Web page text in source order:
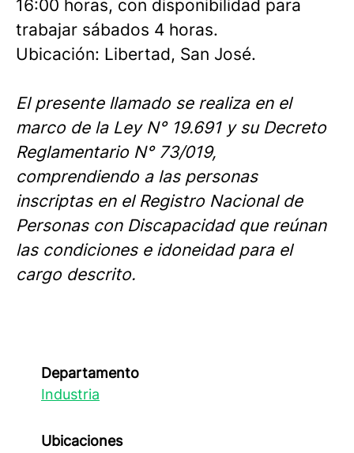
16:00 horas, con disponibilidad para
trabajar sábados 4 horas.
Ubicación: Libertad, San José.
El presente llamado se realiza en el
marco de la Ley N° 19.691 y su Decreto
Reglamentario N° 73/019,
comprendiendo a las personas
inscriptas en el Registro Nacional de
Personas con Discapacidad que reúnan
las condiciones e idoneidad para el
cargo descrito.
Departamento
Industria
Ubicaciones